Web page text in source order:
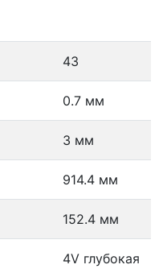
43
0.7 мм
3 мм
914.4 мм
152.4 мм
4V глубокая